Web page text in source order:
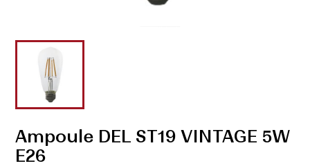
Ampoule DEL ST19 VINTAGE 5W
E26